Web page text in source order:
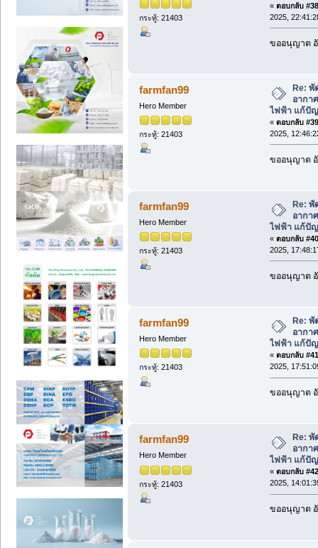
กระทู้: 21403
« ตอบกลับ
2025,
ขออนุญาต
farmfan99
Hero Member
กระทู้: 21403
Re: พั
อากา
ไฟฟ้า แก้ปั
« ตอบกลับ
2025,
ขออนุญาต
farmfan99
Hero Member
กระทู้: 21403
Re:
อากา
ไฟฟ้า แก้ปั
« ตอบกลับ
2025,
ขออนุญาต
farmfan99
Hero Member
กระทู้: 21403
Re:
อากา
ไฟฟ้า แก้ปั
« ตอบกลับ
2025,
ขออนุญาต
farmfan99
Hero Member
กระทู้: 21403
Re:
อากา
ไฟฟ้า แก้ปั
« ตอบกลับ
2025,
ขออนุญาต